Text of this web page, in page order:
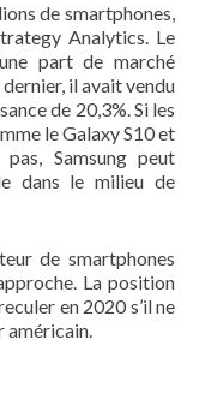
de smartphones,
Analytics. Le
part de marché
il avait vendu
de 20,3%. Si les
le Galaxy S10 et
Samsung peut
dans le milieu de
de smartphones
La position
en 2020 s’il ne
américain.